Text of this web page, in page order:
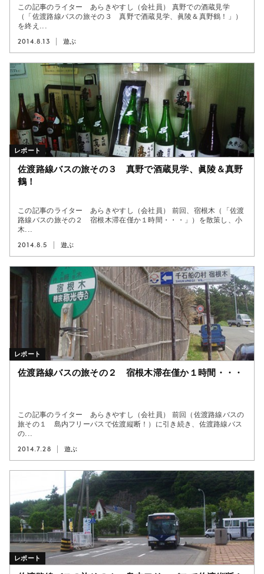
この記事のライター あらきやすし（会社員） 真野での酒蔵見学
（「佐渡路線バスの旅その３ 真野で酒蔵見学、眞陵＆真野鶴！」）
を終え...
2014.8.13 遊ぶ
佐渡路線バスの旅その３ 真野で酒蔵見学、眞陵＆真野
鶴！
この記事のライター あらきやすし（会社員） 前回、宿根木（「佐渡
路線バスの旅その２ 宿根木滞在僅か１時間・・・」）を散策し、小
木...
2014.8.5 遊ぶ
レポート
佐渡路線バスの旅その２ 宿根木滞在僅か１時間・・・
この記事のライター あらきやすし（会社員） 前回（佐渡路線バスの
旅その１ 島内フリーパスで佐渡縦断！）に引き続き、佐渡路線バス
の...
2014.7.28 遊ぶ
レポート
レポート